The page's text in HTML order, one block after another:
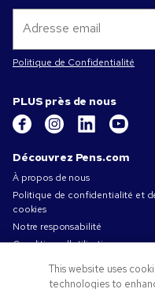
Politique de Confidentialité
PLUS près de nous
Découvrez Pens.com
À propos de nous
Politique de confidentialité et
cookies
Notre responsabilité
Conditions d'utilisation
Conditions générales de vente
Travailler chez Pens.com
This website uses
technologies to